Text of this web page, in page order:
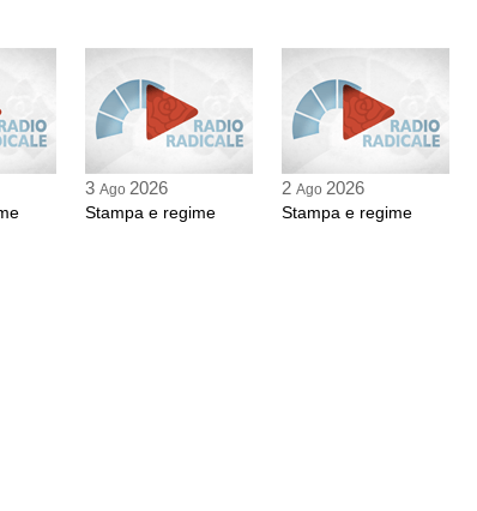
3 Ago 2026
Stampa e regime
2 Ago 2026
Stampa e regime